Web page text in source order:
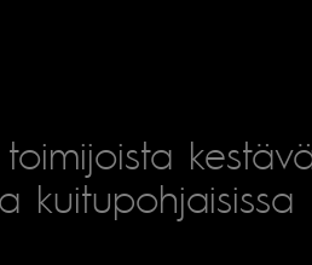
kuitupohjaisissa